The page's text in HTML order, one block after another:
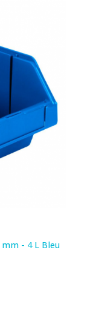
mm - 4 L Bleu